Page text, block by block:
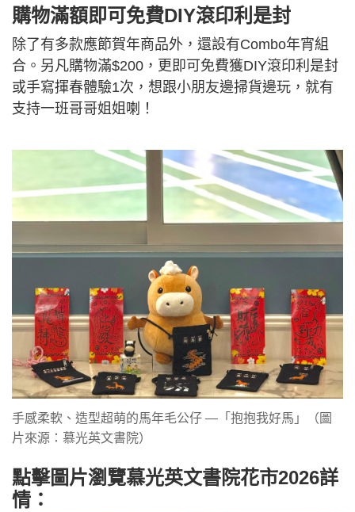
購物滿額即可免費DIY滾印利是封
除了有多款應節賀年商品外，還設有Combo年宵組
合。另凡購物滿$200，更即可免費獲DIY滾印利是封
或手寫揮春體驗1次，想跟小朋友邊掃貨邊玩，就有
支持一班哥哥姐姐喇！
手感柔軟、造型超萌的馬年毛公仔 —「抱抱我好馬」（圖
片來源：慕光英文書院）
點擊圖片瀏覽慕光英文書院花市2026詳
情：